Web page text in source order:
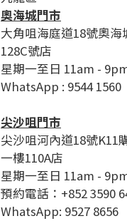
奧海城門市
大角咀海庭道18號奧海
128C號店
星期一至日 11am -
WhatsApp : 9544 1560
尖沙咀門市
尖沙咀河內道18號K11
一樓110A店
星期一至日 11am -
預約電話：+852 3590
WhatsApp: 9527 8656